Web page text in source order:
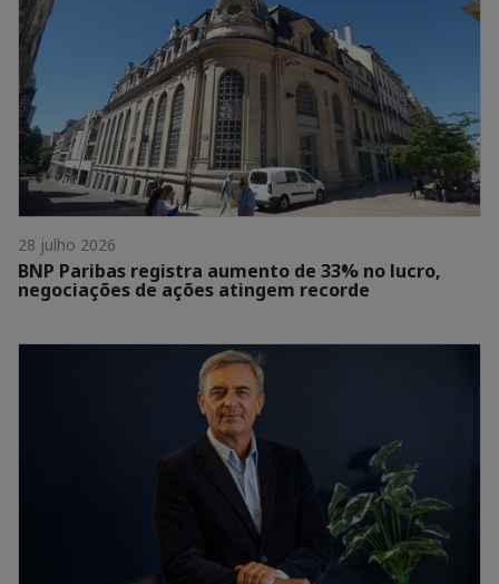
28 julho 2026
BNP Paribas registra aumento de 33% no lucro,
negociações de ações atingem recorde